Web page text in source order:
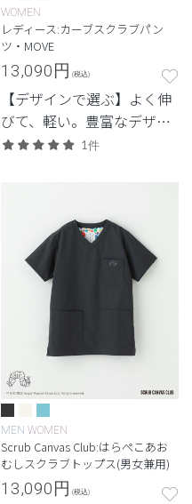
WOMEN
レディース:カーブスクラブパン
ツ・MOVE
13,090円 (税込)
【デザインで選ぶ】よく伸
びて、軽い。豊富なデザイ
ンから選べる、動きやすさ
1件
MEN WOMEN
Scrub Canvas Club:はらぺこあお
むしスクラブトップス(男女兼用)
13,090円 (税込)